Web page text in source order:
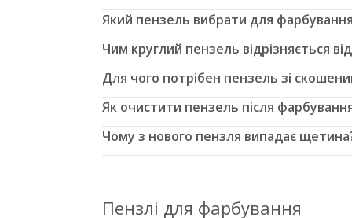
Який пензель вибрати для
Чим круглий пензель відрізняється
Для чого потрібен пензель зі
Як очистити пензель після
Чому з нового пензля випадає
Пензлі для фарбування